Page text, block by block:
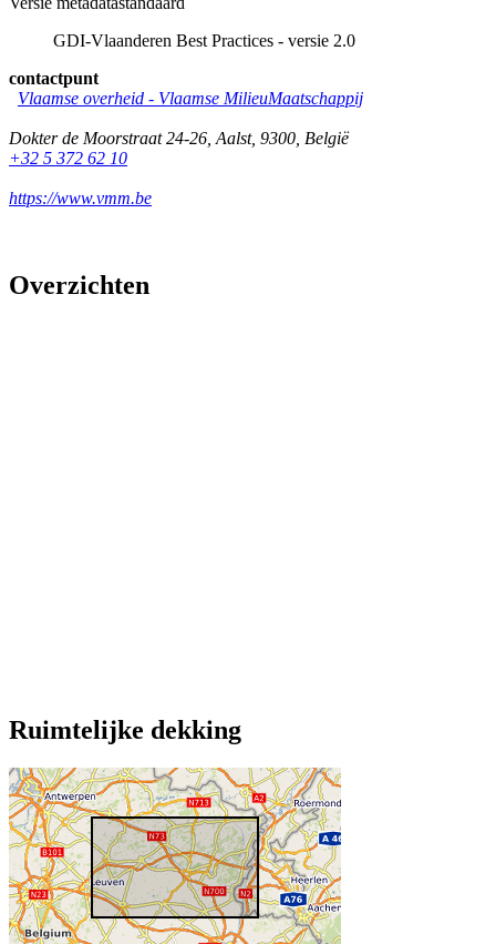
GDI-Vlaanderen Best Practices - versie 2.0
contactpunt
Vlaamse overheid - Vlaamse MilieuMaatschappij
Dokter de Moorstraat 24-26 Aalst, 9300 België
+32 5 372 62 10
https://www.vmm.be
Overzichten
Ruimtelijke dekking